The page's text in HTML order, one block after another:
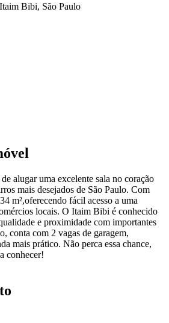
Bibi, São Paulo
alugar uma excelente sala no coração
mais desejados de São Paulo. Com
m²,oferecendo fácil acesso a uma
locais. O Itaim Bibi é conhecido
e proximidade com importantes
conta com 2 vagas de garagem,
mais prático. Não perca essa chance,
conhecer!